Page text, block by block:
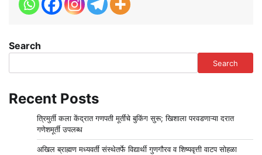
Search
Search
Recent Posts
त्रिमुर्ती कला केंद्रात गणपती मूर्तींचे बुकिंग सुरू; खिशाला परवडणाऱ्या दरात
गणेशमूर्ती उपलब्ध
अखिल ब्राह्मण मध्यवर्ती संस्थेतर्फे विद्यार्थी गुणगौरव व शिष्यवृत्ती वाटप सोहळा